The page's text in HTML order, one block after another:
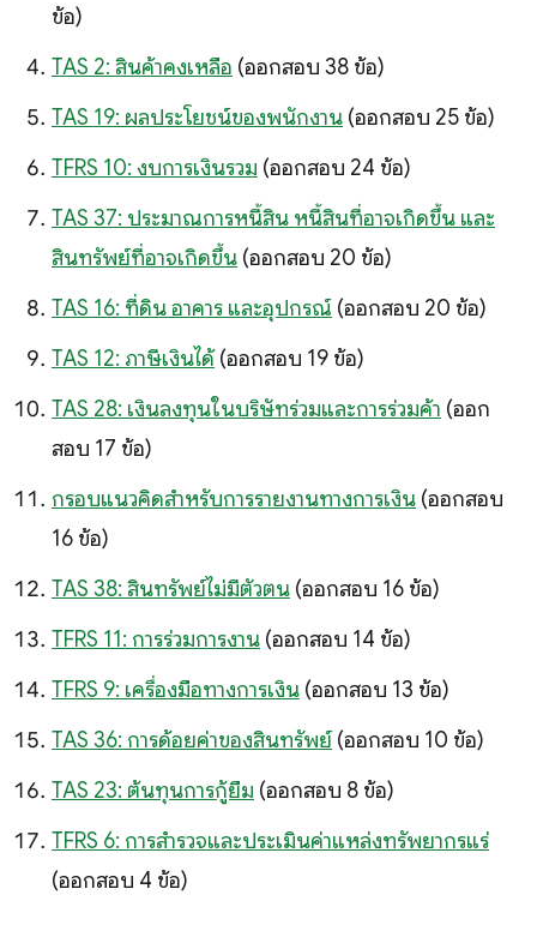
ข้อ)
TAS 2: สินค้าคงเหลือ (ออกสอบ 38 ข้อ)
TAS 19: ผลประโยชน์ของพนักงาน (ออกสอบ 25 ข้อ)
TFRS 10: งบการเงินรวม (ออกสอบ 24 ข้อ)
TAS 37: ประมาณการหนี้สิน หนี้สินที่อาจเกิดขึ้น และ
สินทรัพย์ที่อาจเกิดขึ้น (ออกสอบ 20 ข้อ)
TAS 16: ที่ดิน อาคาร และอุปกรณ์ (ออกสอบ 20 ข้อ)
TAS 12: ภาษีเงินได้(ออกสอบ 19 ข้อ)
TAS 28: เงินลงทุนในบริษัทร่วมและการร่วมค้า (ออก
สอบ 17 ข้อ)
กรอบแนวคิดสำหรับการรายงานทางการเงิน (ออกสอบ
16 ข้อ)
TAS 38: สินทรัพย์ไม่มีตัวตน (ออกสอบ 16 ข้อ)
TFRS 11: การร่วมการงาน (ออกสอบ 14 ข้อ)
TFRS 9: เครื่องมือทางการเงิน (ออกสอบ 13 ข้อ)
TAS 36: การด้อยค่าของสินทรัพย์(ออกสอบ 10 ข้อ)
TAS 23: ต้นทุนการกู้ยืม (ออกสอบ 8 ข้อ)
TFRS 6: การสำรวจและประเมินค่าแหล่งทรัพยากรแร่
(ออกสอบ 4 ข้อ)